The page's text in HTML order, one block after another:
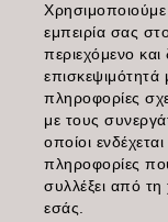
STYLING
ΕΜΠΝΕΥΣΗ
ΕΚΠΑΙΔΕΥΣΗ
ΣΧΕΤΙΚΑ ΜΕ
εμπειρία σας
περιεχόμενο
πληροφορίες
με τους
οποίοι
πληροφορίες
συλλέξει από
εσάς.